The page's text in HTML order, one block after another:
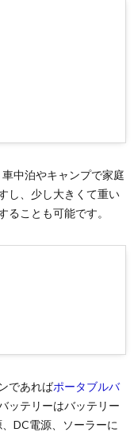
中泊やキャンプで家庭
し、少し大きくて重い
ことも可能です。
であればポータブルバ
ッテリーはバッテリー
DC電源、ソーラーに